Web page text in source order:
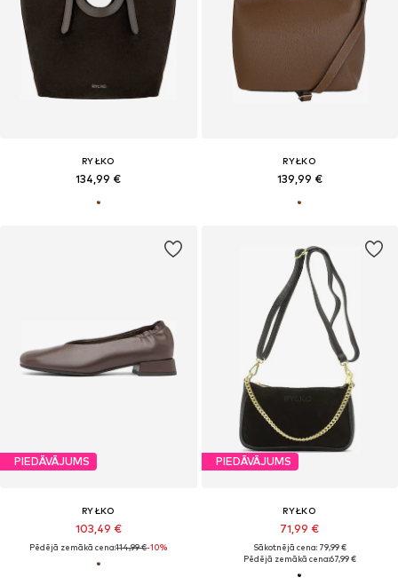
RYŁKO
134,99 €
RYŁKO
139,99 €
PIEDĀVĀJUMS
RYŁKO
103,49 €
Pēdējā zemākā cena:114,99 €-10%
PIEDĀVĀJUMS
RYŁKO
71,99 €
Sākotnējā cena: 79,99 €
Pēdējā zemākā cena:67,99 €